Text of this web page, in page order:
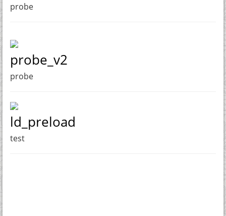
probe
probe_v2
probe
ld_preload
test